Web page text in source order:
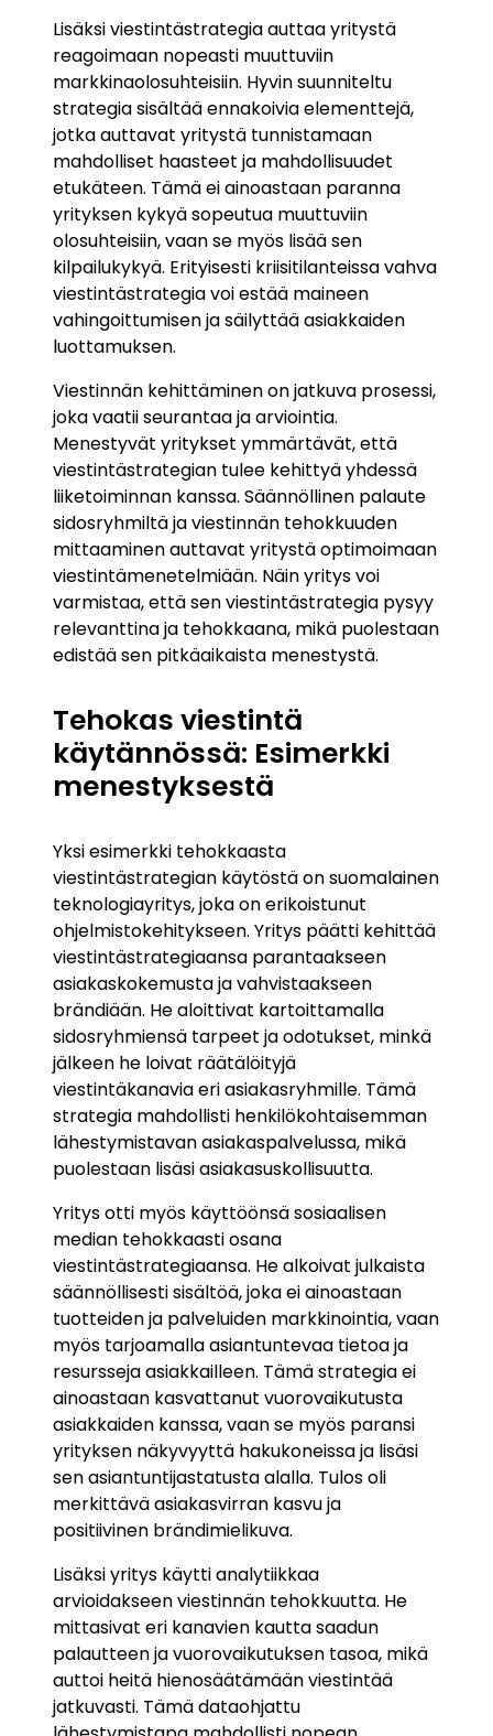
Lisäksi viestintästrategia auttaa yritystä
reagoimaan nopeasti muuttuviin
markkinaolosuhteisiin. Hyvin suunniteltu
strategia sisältää ennakoivia elementtejä,
jotka auttavat yritystä tunnistamaan
mahdolliset haasteet ja mahdollisuudet
etukäteen. Tämä ei ainoastaan paranna
yrityksen kykyä sopeutua muuttuviin
olosuhteisiin, vaan se myös lisää sen
kilpailukykyä. Erityisesti kriisitilanteissa vahva
viestintästrategia voi estää maineen
vahingoittumisen ja säilyttää asiakkaiden
luottamuksen.
Viestinnän kehittäminen on jatkuva prosessi,
joka vaatii seurantaa ja arviointia.
Menestyvät yritykset ymmärtävät, että
viestintästrategian tulee kehittyä yhdessä
liiketoiminnan kanssa. Säännöllinen palaute
sidosryhmiltä ja viestinnän tehokkuuden
mittaaminen auttavat yritystä optimoimaan
viestintämenetelmiään. Näin yritys voi
varmistaa, että sen viestintästrategia pysyy
relevanttina ja tehokkaana, mikä puolestaan
edistää sen pitkäaikaista menestystä.
Tehokas viestintä
käytännössä: Esimerkki
menestyksestä
Yksi esimerkki tehokkaasta
viestintästrategian käytöstä on suomalainen
teknologiayritys, joka on erikoistunut
ohjelmistokehitykseen. Yritys päätti kehittää
viestintästrategiaansa parantaakseen
asiakaskokemusta ja vahvistaakseen
brändiään. He aloittivat kartoittamalla
sidosryhmiensä tarpeet ja odotukset, minkä
jälkeen he loivat räätälöityjä
viestintäkanavia eri asiakasryhmille. Tämä
strategia mahdollisti henkilökohtaisemman
lähestymistavan asiakaspalvelussa, mikä
puolestaan lisäsi asiakasuskollisuutta.
Yritys otti myös käyttöönsä sosiaalisen
median tehokkaasti osana
viestintästrategiaansa. He alkoivat julkaista
säännöllisesti sisältöä, joka ei ainoastaan
tuotteiden ja palveluiden markkinointia, vaan
myös tarjoamalla asiantuntevaa tietoa ja
resursseja asiakkailleen. Tämä strategia ei
ainoastaan kasvattanut vuorovaikutusta
asiakkaiden kanssa, vaan se myös paransi
yrityksen näkyvyyttä hakukoneissa ja lisäsi
sen asiantuntijastatusta alalla. Tulos oli
merkittävä asiakasvirran kasvu ja
positiivinen brändimielikuva.
Lisäksi yritys käytti analytiikkaa
arvioidakseen viestinnän tehokkuutta. He
mittasivat eri kanavien kautta saadun
palautteen ja vuorovaikutuksen tasoa, mikä
auttoi heitä hienosäätämään viestintää
jatkuvasti. Tämä dataohjattu